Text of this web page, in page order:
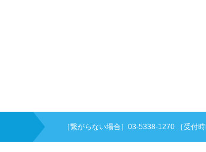
［繋がらない場合］03-5338-1270 ［受付